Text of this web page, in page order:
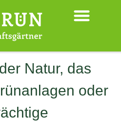
GRÜN:
Terrasse und
Natur, das
oder